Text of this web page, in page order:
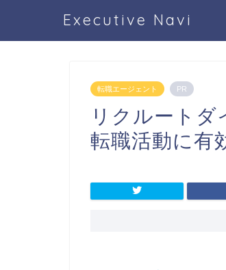
Executive Navi
転職エージェント PR
リクルートダ
転職活動に有